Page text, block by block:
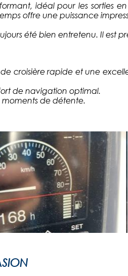
idéal pour les sorties
offre une puissance
été bien entretenu. Il est
croisière rapide et une
de navigation optimal.
moments de détente.